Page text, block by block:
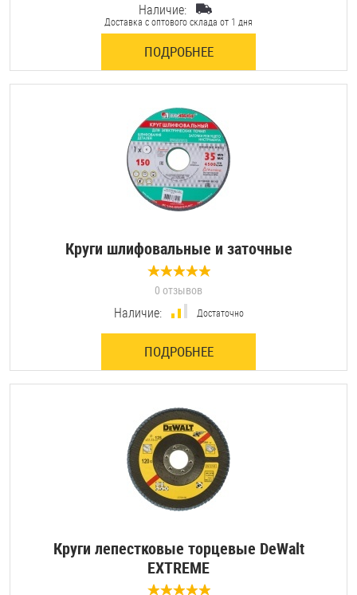
Наличие:
Доставка с оптового склада от 1 дня
ПОДРОБНЕЕ
Круги шлифовальные и заточные
0 отзывов
Наличие: Достаточно
ПОДРОБНЕЕ
Круги лепестковые торцевые DeWalt
EXTREME